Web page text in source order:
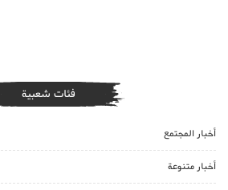
فئات شعبية
أخبار المجتمع
أخبار متنوعة